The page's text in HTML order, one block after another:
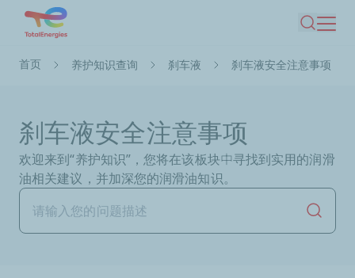
到
内
容
搜索
面
首页 养护知识查询 刹车液 刹车液安全注意事项
刹车液安全注意事项
欢迎来到“养护知识”，您将在该板块中寻找到实用的润滑
油相关建议，并加深您的润滑油知识。
开始搜